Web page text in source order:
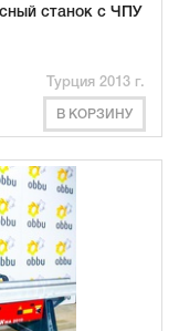
станок с ЧПУ
Турция 2013 г.
В КОРЗИНУ